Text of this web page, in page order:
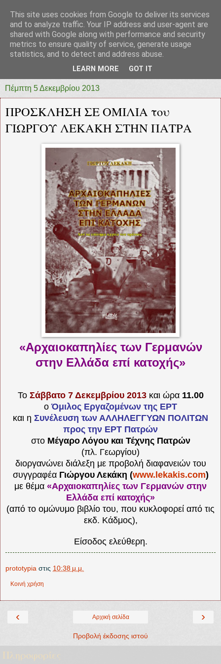
prototypia
"ΠΡΩΤΟΤΥΠΙΑ" * ΑΝΕΞΑΡΤΗΤΗ-ΗΛΕΚΤΡΟΝΙΚΗ-
Πέμπτη 5 Δεκεμβρίου 2013
ΠΡΟΣΚΛΗΣΗ ΣΕ ΟΜΙΛΙΑ του
ΓΙΩΡΓΟΥ ΛΕΚΑΚΗ ΣΤΗΝ ΠΑΤΡΑ
«Αρχαιοκαπηλίες των Γερμανών
στην Ελλάδα επί κατοχής»
Το Σάββατο 7 Δεκεμβρίου 2013 και ώρα 11.00
οΌμιλος Εργαζομένων της ΕΡΤ
και η Συνέλευση των ΑΛΛΗΛΕΓΓΥΩΝ ΠΟΛΙΤΩΝ
προς την ΕΡΤ Πατρών
στο Μέγαρο Λόγου και Τέχνης Πατρών
(πλ. Γεωργίου)
διοργανώνει διάλεξη με προβολή διαφανειών του
συγγραφέα Γιώργου Λεκάκη (www.lekakis.com)
με θέμα «Αρχαιοκαπηλίες των Γερμανών στην
Ελλάδα επί κατοχής»
(από το ομώνυμο βιβλίο του, που κυκλοφορεί από τις
εκδ. Κάδμος),
Είσοδος ελεύθερη.
prototypia στις 10:38 μ.μ.
Κοινή χρήση
‹ ›
Αρχική σελίδα
Προβολή έκδοσης ιστού
Πληροφορίες
This site uses cookies from Google to deliver its services
and to analyze traffic. Your IP address and user-agent are
shared with Google along with performance and security
metrics to ensure quality of service, generate usage
statistics, and to detect and address abuse.
LEARN MORE GOT IT